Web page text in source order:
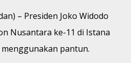
– Presiden Joko Widodo
Nusantara ke-11 di Istana
pantun.